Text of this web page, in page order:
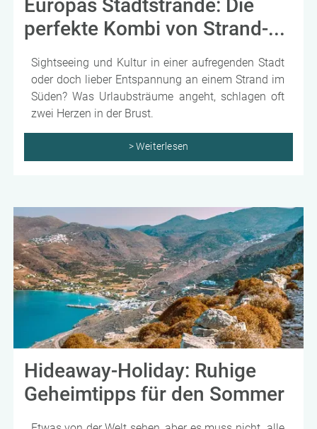
Europas Stadtstrände: Die
perfekte Kombi von Strand-...
Sightseeing und Kultur in einer aufregenden Stadt
oder doch lieber Entspannung an einem Strand im
Süden? Was Urlaubsträume angeht, schlagen oft
zwei Herzen in der Brust.
> Weiterlesen
Hideaway-Holiday: Ruhige
Geheimtipps für den Sommer